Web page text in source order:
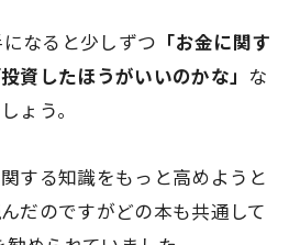
なると少しずつ 「お金に関す
投資したほうがいいのかな」 な
ょう。
する知識をもっと高めようと
だのですがどの本も共通して